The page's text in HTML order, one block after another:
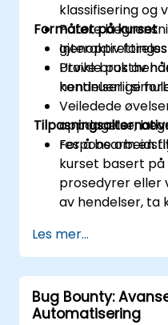
klassifisering og
Påføre
Utvikle
kontinuerlige
Formatet på kurset
Interaktiv
Prøve bruk av
hendelser i
Veiledede
oppdagelse,
For å be om en
kurset basert på
prosedyrer eller
av hendelser, ta
Les mer...
Bug Bounty:
Automatisering